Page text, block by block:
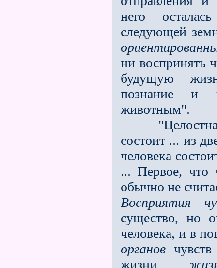
него
следующей
ни воспринять
будущую
познание и
животным".
"Целостная
состоит ... из
человека
... Первое, что
обычно не
Восприятия
существо, но
человека, и в
органов
жизни. ...